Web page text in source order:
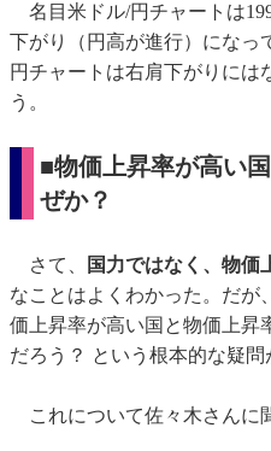
名目米ドル/円チャートは
下がり（円高が進行）になっ
円チャートは右肩下がりには
う。
■物価上昇率が高い
ぜか？
さて、
国力ではなく、物価
なことはよくわかった。だが
価上昇率が高い国と物価上昇
だろう？ という根本的な疑問
これについて佐々木さんに